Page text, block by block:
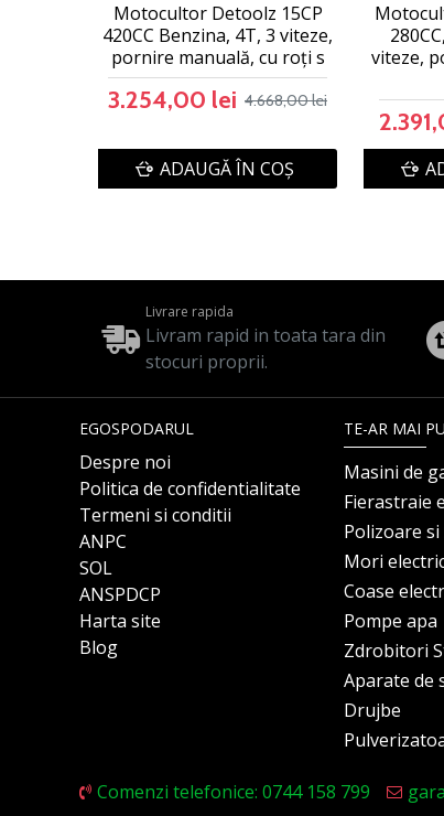
Motocultor Detoolz 15CP
420CC Benzina, 4T, 3 viteze,
pornire manuală, cu roți s
3.254,00 lei 4.668,00 lei
ADAUGĂ ÎN COŞ
viteze,
Livrare rapida
Livram rapid in toata tara din
stocuri proprii.
EGOSPODARUL
Despre noi
Politica de confidentialitate
Termeni si conditii
ANPC
SOL
ANSPDCP
Harta site
Blog
TE-AR MAI
Masini de
Fierastraie
Polizoare
Mori
Coase
Pompe apa
Zdrobitori
Aparate de
Drujbe
Comenzi telefonice: 0744 158 799